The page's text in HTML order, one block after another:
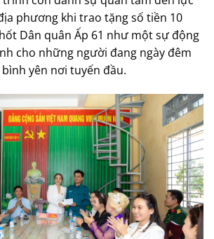
phương khi trao tặng số tiền 10
Dân quân Ấp 61 như một sự động
cho những người đang ngày đêm
yên nơi tuyến đầu.